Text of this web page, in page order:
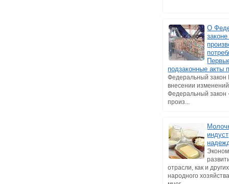
О
подзаконные акты
Федеральный
внесении
Федеральный
произ...
отрасли, как и
народного